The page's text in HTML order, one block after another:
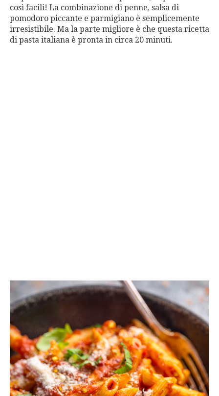
così facili! La combinazione di penne, salsa di
pomodoro piccante e parmigiano è semplicemente
irresistibile. Ma la parte migliore è che questa ricetta
di pasta italiana è pronta in circa 20 minuti.